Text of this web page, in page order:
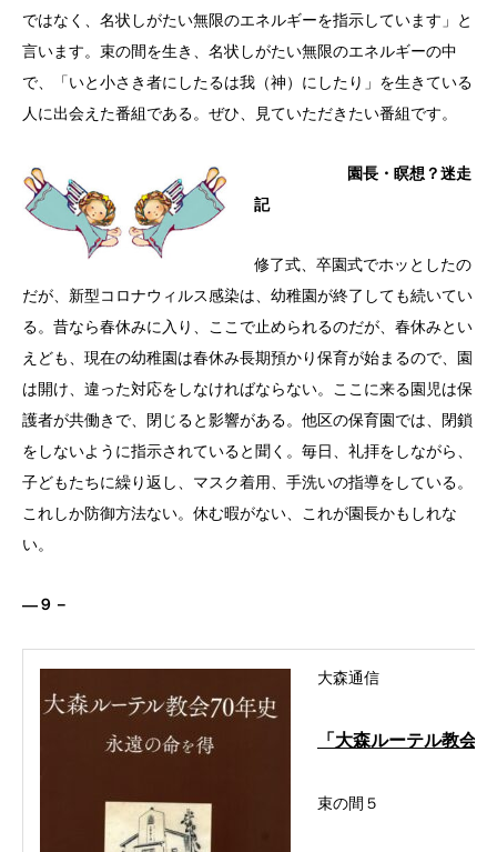
ではなく、名状しがたい無限のエネルギーを指示しています」と
言います。束の間を生き、名状しがたい無限のエネルギーの中
で、「いと小さき者にしたるは我（神）にしたり」を生きている
人に出会えた番組である。ぜひ、見ていただきたい番組です。
園長・瞑想？迷走
記
修了式、卒園式でホッとしたの
だが、新型コロナウィルス感染は、幼稚園が終了しても続いてい
る。昔なら春休みに入り、ここで止められるのだが、春休みとい
えども、現在の幼稚園は春休み長期預かり保育が始まるので、園
は開け、違った対応をしなければならない。ここに来る園児は保
護者が共働きで、閉じると影響がある。他区の保育園では、閉鎖
をしないように指示されていると聞く。毎日、礼拝をしながら、
子どもたちに繰り返し、マスク着用、手洗いの指導をしている。
これしか防御方法ない。休む暇がない、これが園長かもしれな
い。
―９－
大森通信
「大森ルーテル教会
束の間５